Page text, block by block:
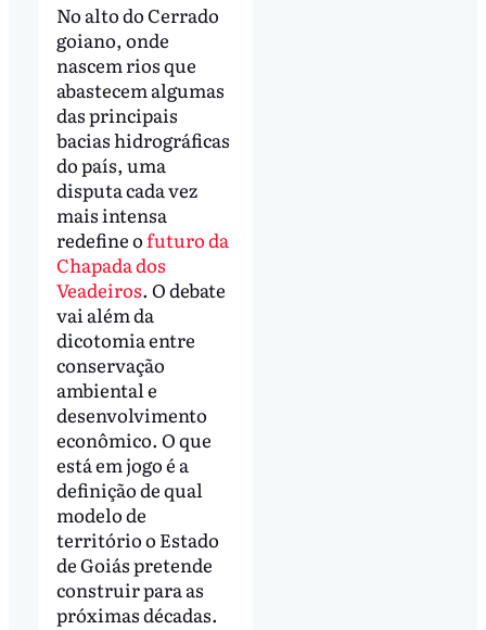
No alto do Cerrado
goiano, onde
nascem rios que
abastecem algumas
das principais
bacias hidrográficas
do país, uma
disputa cada vez
mais intensa
redefine ofuturo da
Chapada dos
Veadeiros. O debate
vai além da
dicotomia entre
conservação
ambiental e
desenvolvimento
econômico. O que
está em jogo é a
definição de qual
modelo de
território o Estado
de Goiás pretende
construir para as
próximas décadas.